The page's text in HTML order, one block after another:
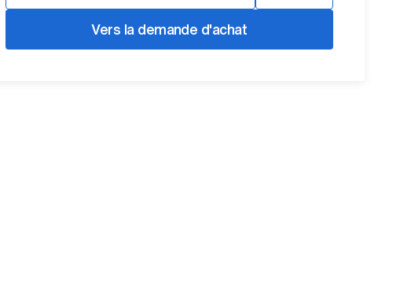
Vers la demande d'achat